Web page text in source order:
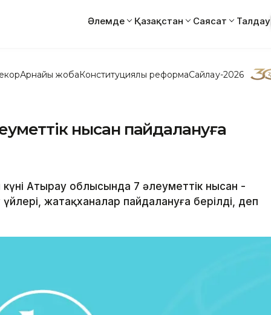
Әлемде Қазақстан Саясат Талдау
Арнайы жобаКонституциялық реформаСайлау-2026
нысан пайдалануға
Атырау облысында 7 әлеуметтік нысан -
жатақxаналар пайдалануға берілді, деп